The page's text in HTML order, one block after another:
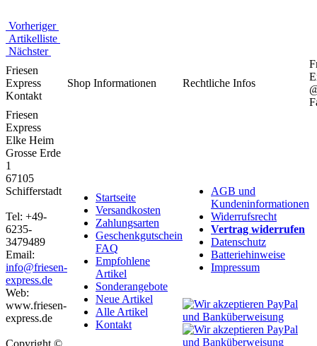
Vorheriger
Artikelliste
Nächster
Friesen
Express
Kontakt
Shop Informationen Rechtliche Infos
Friesen
Express
Elke Heim
Grosse Erde
1
67105
Schifferstadt
Tel: +49-
6235-
3479489
Email:
info@friesen-
express.de
Web:
www.friesen-
express.de
Startseite
Versandkosten
Zahlungsarten
Geschenkgutschein
FAQ
Empfohlene
Artikel
Sonderangebote
Neue Artikel
Alle Artikel
Kontakt
AGB und
Kundeninformationen
Widerrufsrecht
Vertrag widerrufen
Datenschutz
Batteriehinweise
Impressum